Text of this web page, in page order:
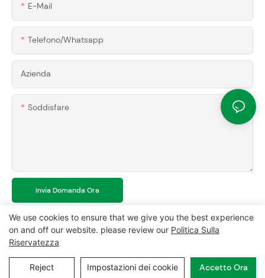
E-Mail
Telefono/whatsapp
Azienda
Soddisfare
Invia Domanda Ora
Copyright © 2026 MCL-www.mclpanel.com| Mappa del sito|
Politica sulla riservatezza
We use cookies to ensure that we give you the best experience
on and off our website. please review our Politica Sulla
Riservatezza
Reject Impostazioni dei cookie Accetto Ora